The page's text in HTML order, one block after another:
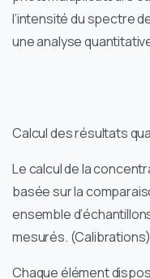
l’intensité du spectre
une analyse
Calcul des résultats
Le calcul de la
basée sur la
ensemble
mesurés. (Calibrations)
Chaque élément